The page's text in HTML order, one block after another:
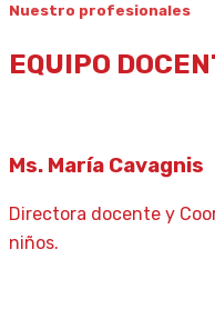
Nuestro profesionales
EQUIPO
Ms. María Cavagnis
Directora docente y
niños.